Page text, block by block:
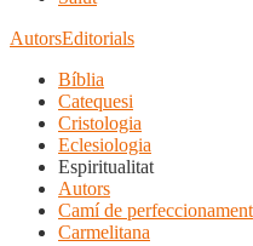
AutorsEditorials
Bíblia
Catequesi
Cristologia
Eclesiologia
Espiritualitat
Autors
Camí de perfeccionament
Carmelitana